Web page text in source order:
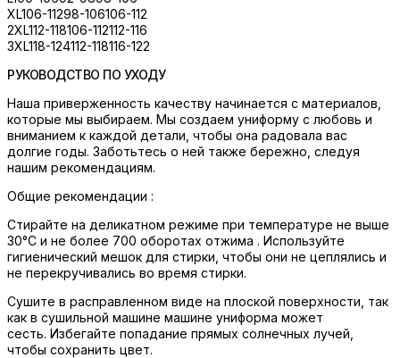
XL106-11298-106106-112
2XL112-118106-112112-116
3XL118-124112-118116-122
РУКОВОДСТВО ПО УХОДУ
Наша приверженность качеству начинается с материалов,
которые мы выбираем. Мы создаем униформу с любовь и
вниманием к каждой детали, чтобы она радовала вас
долгие годы. Заботьтесь о ней также бережно, следуя
нашим рекомендациям.
Общие рекомендации :
Стирайте на деликатном режиме при температуре не выше
30°C и не более 700 оборотах отжима . Используйте
гигиенический мешок для стирки, чтобы они не цеплялись и
не перекручивались во время стирки.
Сушите в расправленном виде на плоской поверхности, так
как в сушильной машине машине униформа может
сесть. Избегайте попадание прямых солнечных лучей,
чтобы сохранить цвет.